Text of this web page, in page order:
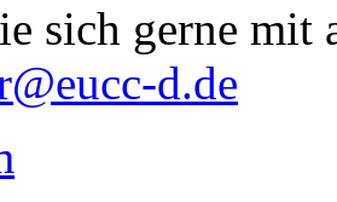
sich gerne mit
d.de